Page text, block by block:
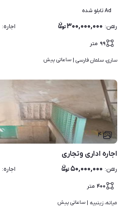
Ad تابلو شده
رهن: ۳۰۰,۰۰۰,۰۰۰ اجاره:
۹۹ متر
ساری، سلمان فارسی | ساعاتی پیش
۴
اجاره اداری وتجاری
رهن: ۵۰,۰۰۰,۰۰۰ اجاره:
۴۰۰ متر
میانه، زینبیه | ساعاتی پیش